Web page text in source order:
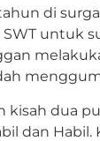
di
untuk
kisah dua
dan